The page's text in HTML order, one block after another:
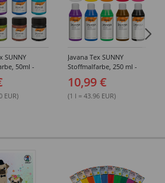
SUNNY
50ml -
Farbtöne
EUR)
Javana Tex SUNNY
Stoffmalfarbe, 250 ml -
Verschiedene Farbtöne
10,99 €
(1 l = 43.96 EUR)